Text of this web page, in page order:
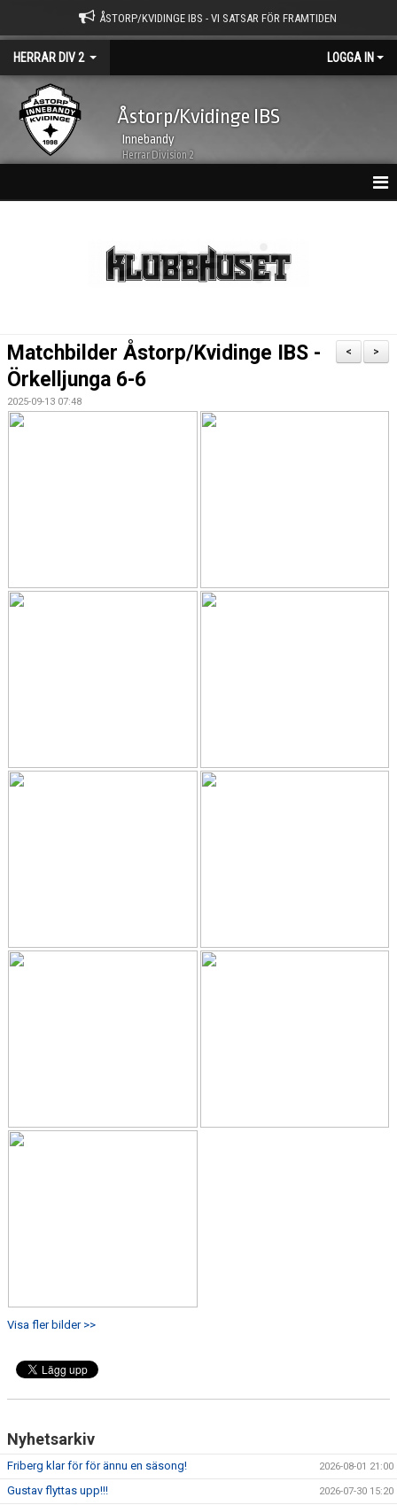
ÅSTORP/KVIDINGE IBS - VI SATSAR FÖR FRAMTIDEN
HERRAR DIV 2 LOGGA IN
Åstorp/Kvidinge IBS
Innebandy
Herrar Division 2
TRUPPEN
BILDGALLERI
>
<
Matchbilder Åstorp/Kvidinge IBS -
Örkelljunga 6-6
2025-09-13 07:48
Visa fler bilder >>
Nyhetsarkiv
Friberg klar för för ännu en säsong! 2026-08-01 21:00
Gustav flyttas upp!!! 2026-07-30 15:20